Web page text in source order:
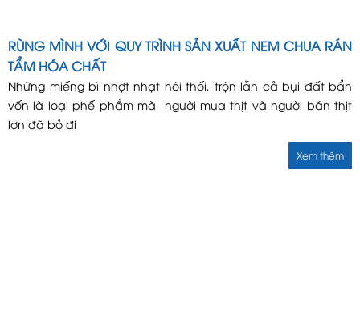
RÙNG MÌNH VỚI QUY TRÌNH SẢN XUẤT NEM CHUA RÁN
TẨM HÓA CHẤT
Những miếng bì nhợt nhạt hôi thối, trộn lẫn cả bụi đất bẩn
vốn là loại phế phẩm mà người mua thịt và người bán thịt
lợn đã bỏ đi
Xem thêm